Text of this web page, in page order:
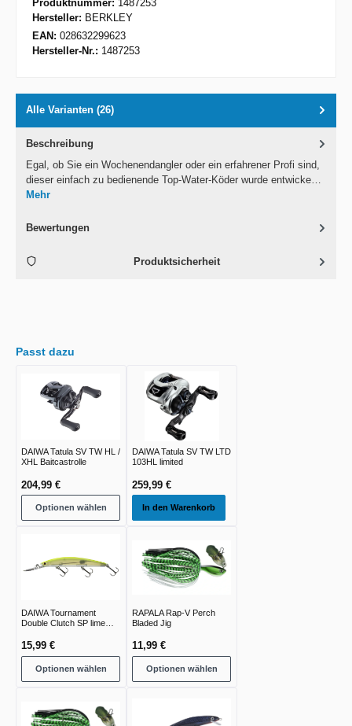
Produktnummer: 1487253
Hersteller: BERKLEY
EAN: 028632299623
Hersteller-Nr.: 1487253
Alle Varianten (26)
Beschreibung
Egal, ob Sie ein Wochenendangler oder ein erfahrener Profi sind,
dieser einfach zu bedienende Top-Water-Köder wurde entwicke…
Mehr
Bewertungen
Produktsicherheit
Passt dazu
DAIWA Tatula SV TW HL /
XHL Baitcastrolle
204,99 €
Optionen wählen
DAIWA Tatula SV TW LTD
103HL limited
259,99 €
In den Warenkorb
DAIWA Tournament
Double Clutch SP lime
15,99 €
Optionen wählen
RAPALA Rap-V Perch
Bladed Jig
11,99 €
Optionen wählen